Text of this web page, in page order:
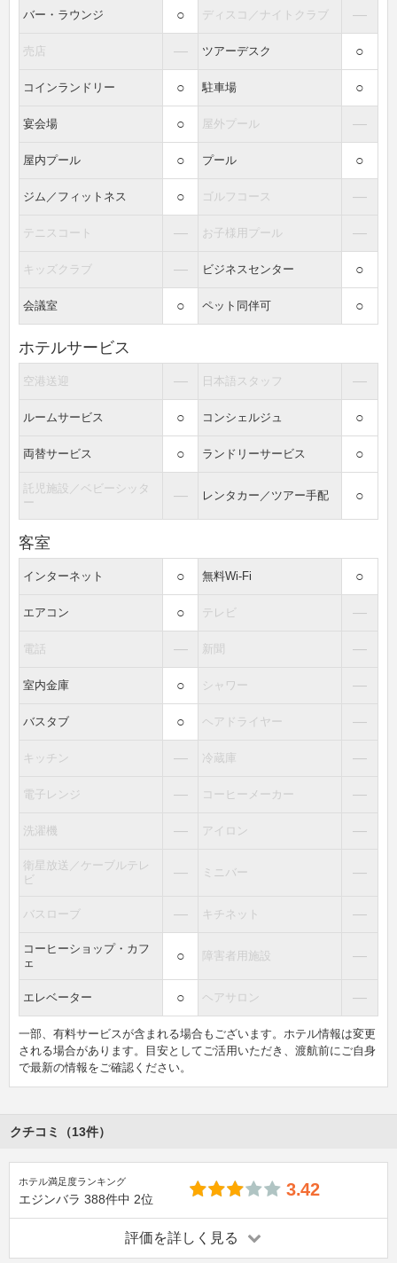
バー・ラウンジ ○ ディスコ／ナイトクラブ ―
売店 ― ツアーデスク ○
コインランドリー ○ 駐車場 ○
宴会場 ○ 屋外プール ―
屋内プール ○ プール ○
ジム／フィットネス ○ ゴルフコース ―
テニスコート ― お子様用プール ―
キッズクラブ ― ビジネスセンター ○
会議室 ○ ペット同伴可 ○
ホテルサービス
空港送迎 ― 日本語スタッフ ―
ルームサービス ○ コンシェルジュ ○
両替サービス ○ ランドリーサービス ○
託児施設／ベビーシッタ
ー
― レンタカー／ツアー手配 ○
客室
インターネット ○ 無料Wi-Fi ○
エアコン ○ テレビ ―
電話 ― 新聞 ―
室内金庫 ○ シャワー ―
バスタブ ○ ヘアドライヤー ―
キッチン ― 冷蔵庫 ―
電子レンジ ― コーヒーメーカー ―
洗濯機 ― アイロン ―
衛星放送／ケーブルテレ
ビ
― ミニバー ―
バスローブ ― キチネット ―
コーヒーショップ・カフ
ェ
○ 障害者用施設 ―
エレベーター ○ ヘアサロン ―
一部、有料サービスが含まれる場合もございます。ホテル情報は変更
される場合があります。目安としてご活用いただき、渡航前にご自身
で最新の情報をご確認ください。
クチコミ（13件）
ホテル満足度ランキング
エジンバラ 388件中 2位 3.42
評価を詳しく見る